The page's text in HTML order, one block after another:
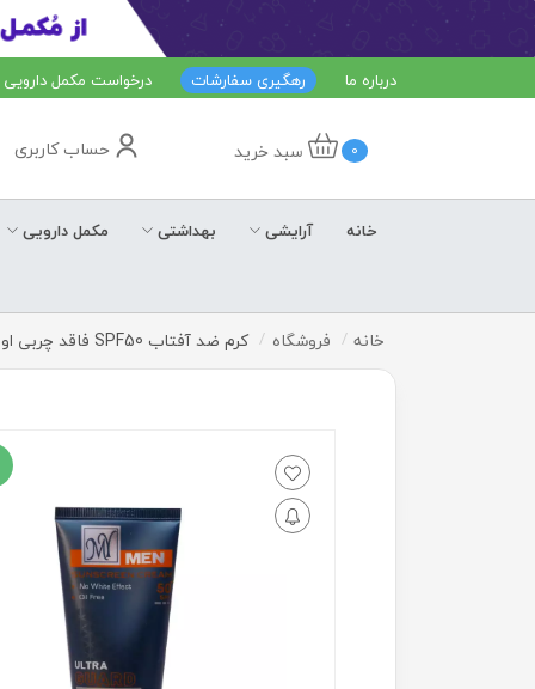
درباره ما رهگیری سفارشات درخواست مکمل
0 سبد خرید حساب کاربری
خانه آرایشی بهداشتی مکمل دارویی
خانه فروشگاه کرم ضد آفتاب SPF50 فاقد چربی اولترا گارد مای مخصوص آقایان 50 میلی لیتر